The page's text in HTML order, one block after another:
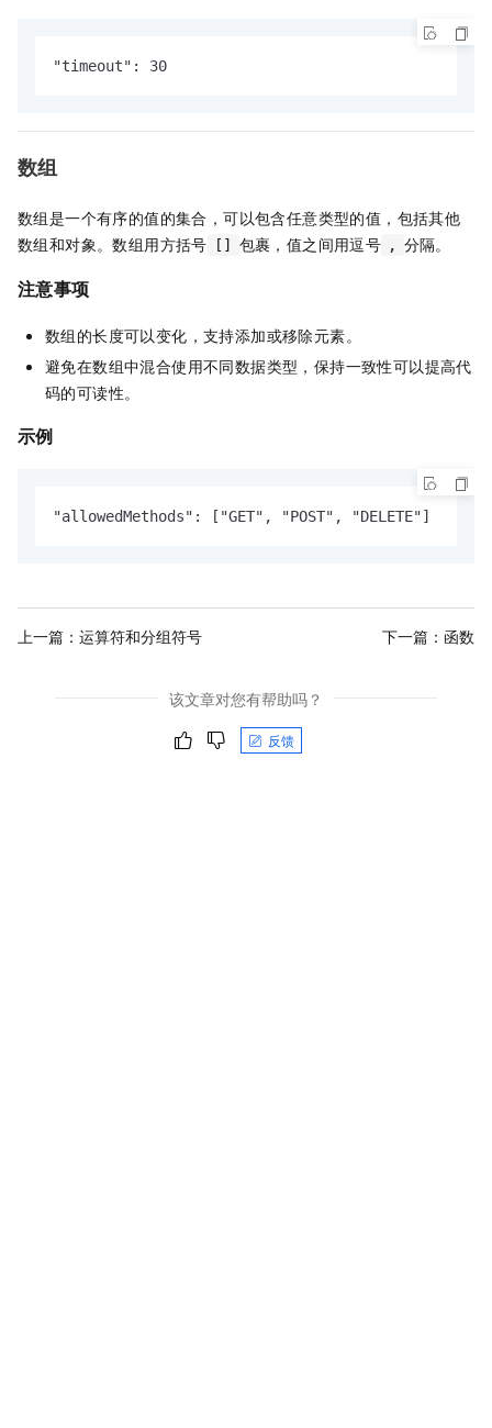
"timeout": 30
数组
数组是一个有序的值的集合，可以包含任意类型的值，包括其他
数组和对象。数组用方括号
[] 包裹，值之间用逗号 , 分隔。
注意事项
数组的长度可以变化，支持添加或移除元素。
避免在数组中混合使用不同数据类型，保持一致性可以提高代
码的可读性。
示例
"allowedMethods": ["GET", "POST", "DELETE"]
上一篇： 运算符和分组符号 下一篇： 函数
该文章对您有帮助吗？
反馈